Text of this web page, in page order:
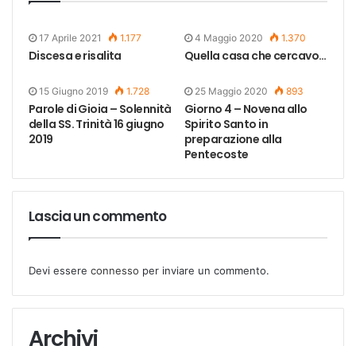
17 Aprile 2021 1.177
Discesa e risalita
4 Maggio 2020 1.370
Quella casa che cercavo…
15 Giugno 2019 1.728
Parole di Gioia – Solennità
della SS. Trinità 16 giugno
2019
25 Maggio 2020 893
Giorno 4 – Novena allo
Spirito Santo in
preparazione alla
Pentecoste
Lascia un commento
Devi essere connesso per inviare un commento.
Archivi